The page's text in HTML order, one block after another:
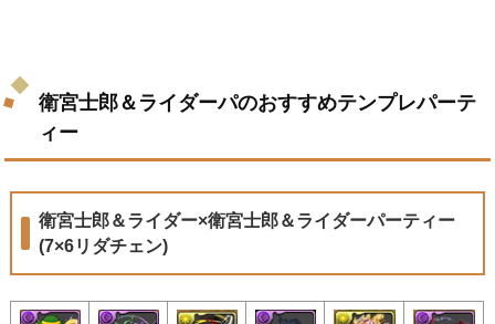
衛宮士郎＆ライダーパのおすすめテンプレパーテ
ィー
衛宮士郎＆ライダー×衛宮士郎＆ライダーパーティー
(7×6リダチェン)